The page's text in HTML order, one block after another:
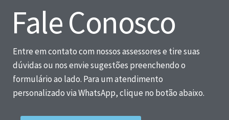
Fale Conosco
Entre em contato com nossos assessores e tire suas
dúvidas ou nos envie sugestões preenchendo o
formulário ao lado. Para um atendimento
personalizado via WhatsApp, clique no botão abaixo.